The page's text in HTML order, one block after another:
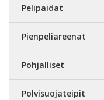
Pelipaidat
Pienpeliareenat
Pohjalliset
Polvisuojateipit